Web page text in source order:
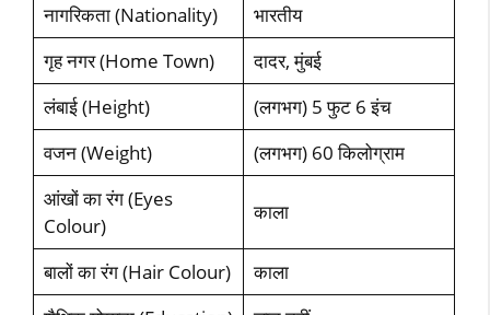
नागरिकता (Nationality)
भारतीय
गृह नगर (Home Town)
दादर, मुंबई
लंबाई (Height)
(लगभग) 5 फुट 6 इंच
वजन (Weight)
(लगभग) 60 किलोग्राम
आंखों का रंग (Eyes
Colour)
काला
बालों का रंग (Hair Colour)
काला